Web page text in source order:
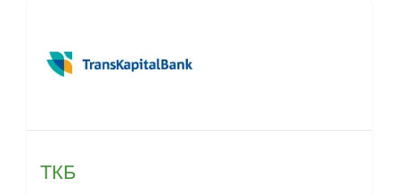
ТКБ